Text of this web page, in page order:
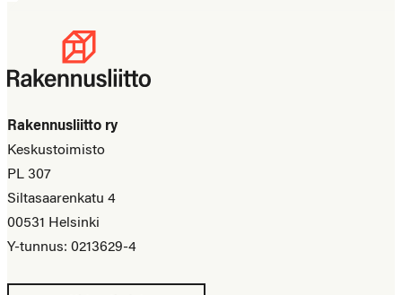
Rakennusliitto ry
Keskustoimisto
PL 307
Siltasaarenkatu 4
00531 Helsinki
Y-tunnus: 0213629-4